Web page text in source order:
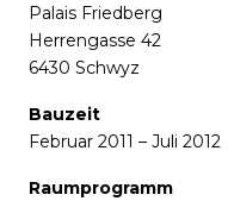
Palais Friedberg
Herrengasse 42
6430 Schwyz
Bauzeit
Februar 2011 – Juli 2012
Raumprogramm